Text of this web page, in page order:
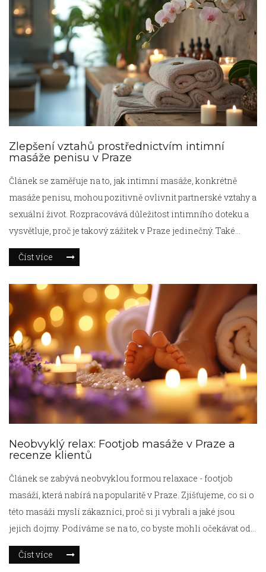
massage.
Zlepšení vztahů prostřednictvím intimní
masáže penisu v Praze
Článek se zaměřuje na to, jak intimní masáže, konkrétně
masáže penisu, mohou pozitivně ovlivnit partnerské vztahy a
sexuální život. Rozpracovává důležitost intimního doteku a
vysvětluje, proč je takový zážitek v Praze jedinečný. Také
nabízí praktické tipy a zamyšlení nad tím, jak mohou být tyto
techniky použity k posílení emočního poutu mezi partnery.
Číst více
Neobvyklý relax: Footjob masáže v Praze a
recenze klientů
Článek se zabývá neobvyklou formou relaxace - footjob
masáží, která nabírá na popularitě v Praze. Zjišťujeme, co si o
této masáži myslí zákazníci, proč si ji vybrali a jaké jsou
jejich dojmy. Podíváme se na to, co byste mohli očekávat od
footjob masáže, proč by vás to mohlo zajímat a jaké přínosy a
možné nevýhody jsou s touto službou spojené.
Číst více